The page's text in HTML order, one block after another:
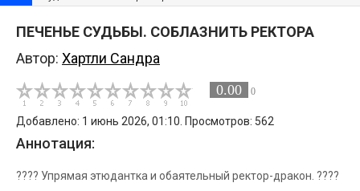
ПЕЧЕНЬЕ СУДЬБЫ. СОБЛАЗНИТЬ РЕКТОРА
Автор: Хартли Сандра
0.00 0
Добавлено: 1 июнь 2026, 01:10. Просмотров: 562
Аннотация:
???? Упрямая этюдантка и обаятельный ректор-дракон. ????